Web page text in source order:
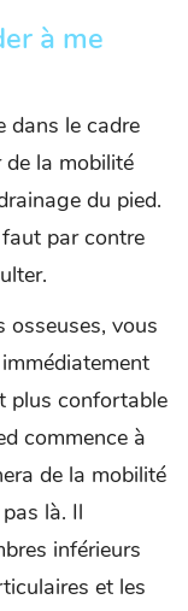
à me
dans le cadre
de la mobilité
du pied.
faut par contre
osseuses, vous
plus confortable
commence à
de la mobilité
là. Il
inférieurs
et les